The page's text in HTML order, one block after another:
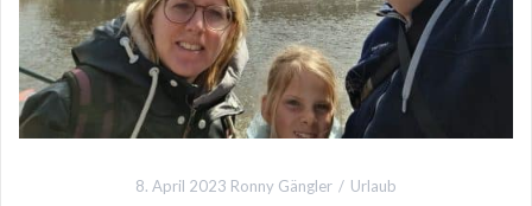
8. April 2023 Ronny Gängler Urlaub